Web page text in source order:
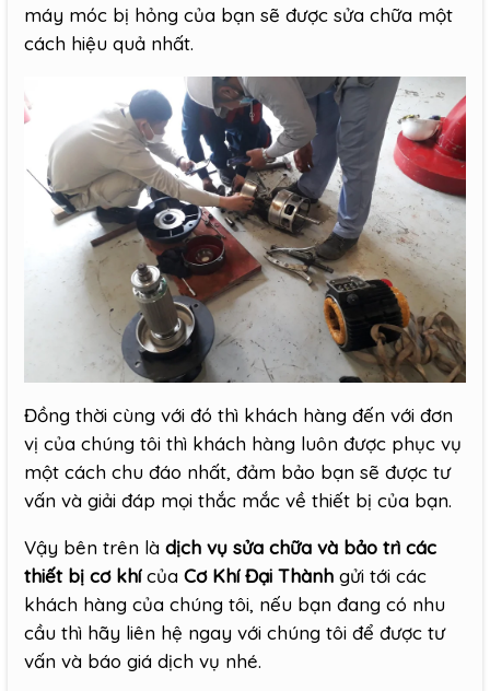
máy móc bị hỏng của bạn sẽ được sửa chữa một
cách hiệu quả nhất.
Đồng thời cùng với đó thì khách hàng đến với đơn
vị của chúng tôi thì khách hàng luôn được phục vụ
một cách chu đáo nhất, đảm bảo bạn sẽ được tư
vấn và giải đáp mọi thắc mắc về thiết bị của bạn.
Vậy bên trên là dịch vụ sửa chữa và bảo trì các
thiết bị cơ khícủa Cơ Khí Đại Thành gửi tới các
khách hàng của chúng tôi, nếu bạn đang có nhu
cầu thì hãy liên hệ ngay với chúng tôi để được tư
vấn và báo giá dịch vụ nhé.